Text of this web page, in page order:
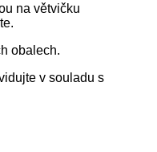
na větvičku
obalech.
v souladu s